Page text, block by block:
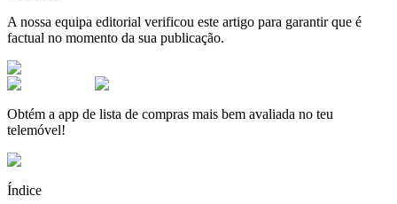
A nossa equipa editorial verificou este artigo para garantir que é
factual no momento da sua publicação.
Obtém a app de lista de compras mais bem avaliada no teu
telemóvel!
Índice